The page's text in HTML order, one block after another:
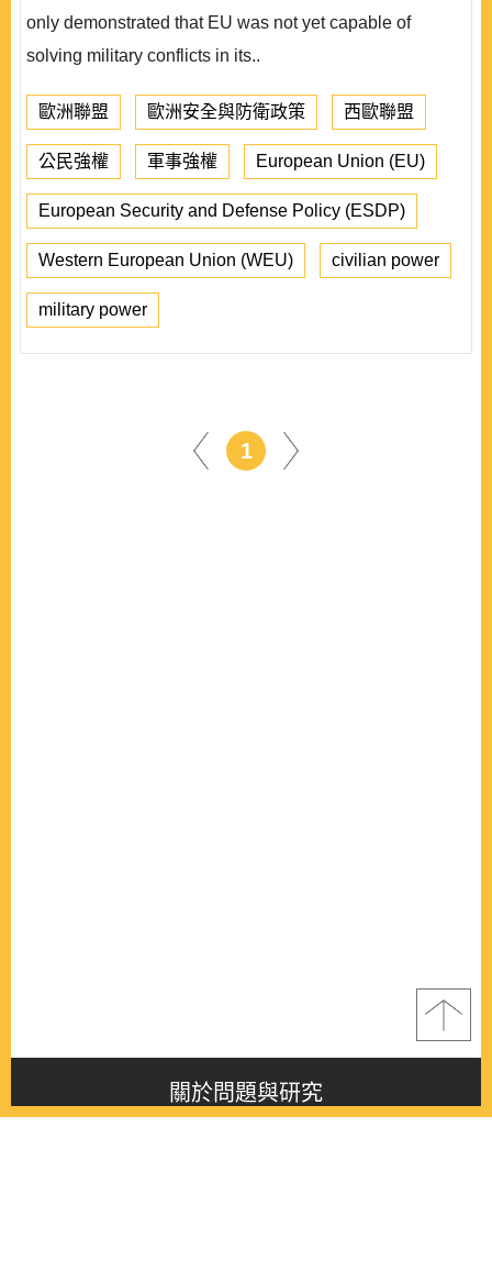
only demonstrated that EU was not yet capable of
solving military conflicts in its..
歐洲聯盟 歐洲安全與防衛政策 西歐聯盟
公民強權 軍事強權 European Union (EU)
European Security and Defense Policy (ESDP)
Western European Union (WEU) civilian power
military power
1
關於問題與研究
About this journal